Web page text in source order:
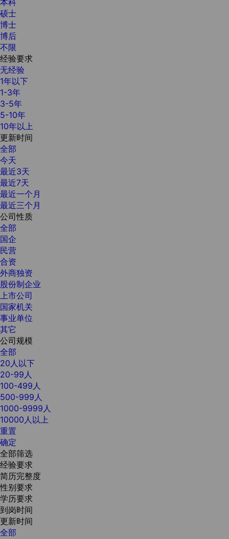
硕士
博士
博后
不限
经验要求
无经验
1年以下
1-3年
3-5年
5-10年
10年以上
更新时间
全部
今天
最近3天
最近7天
最近一个月
最近三个月
公司性质
全部
国企
民营
合资
外商独资
股份制企业
上市公司
国家机关
事业单位
其它
公司规模
全部
20人以下
20-99人
100-499人
500-999人
1000-9999人
10000人以上
重置
确定
全部筛选
经验要求
简历完整度
性别要求
学历要求
到岗时间
更新时间
全部